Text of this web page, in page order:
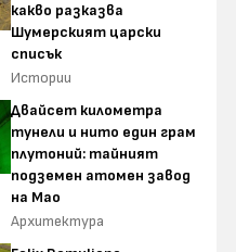
какво разказва
Шумерският царски
списък
Истории
Двайсет километра
тунели и нито един грам
плутоний: тайният
подземен атомен завод
на Мао
Архитектура